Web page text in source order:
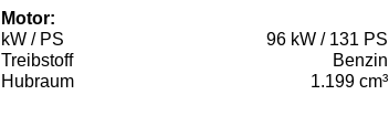
Motor:
kW / PS
96 kW / 131 PS
Treibstoff
Benzin
Hubraum
1.199 cm³